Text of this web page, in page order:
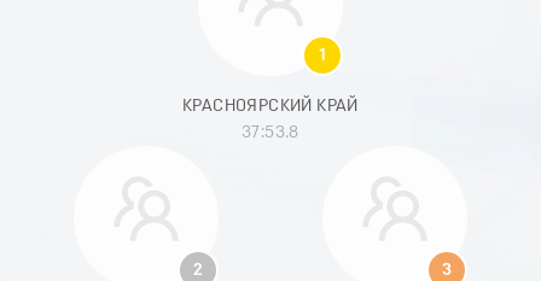
1
КРАСНОЯРСКИЙ КРАЙ
37:53.8
2 3